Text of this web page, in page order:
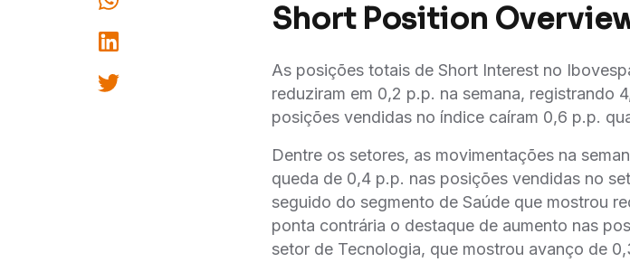
Short Position
As posições totais de Short Interest no
reduziram em 0,2 p.p. na semana, registrando
posições vendidas no índice caíram 0,6 p.p.
Dentre os setores, as movimentações na
queda de 0,4 p.p. nas posições vendidas no
seguido do segmento de Saúde que mostrou
ponta contrária o destaque de aumento nas
setor de Tecnologia, que mostrou avanço de